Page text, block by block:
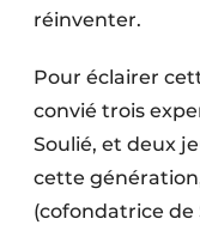
réinventer.
Pour éclairer
convié trois
Soulié, et deux
cette
(cofondatrice